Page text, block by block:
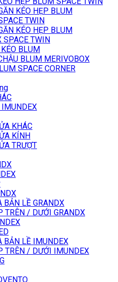
KÉO HẸP BLUM
TWIN
KÉO HẸP BLUM
SPACE TWIN
BLUM
BLUM MERIVOBOX
SPACE CORNER
KHÁC
KÍNH
TRƯỢT
BẢN LỀ GRANDX
TRÊN / DƯỚI GRANDX
BẢN LỀ IMUNDEX
TRÊN / DƯỚI IMUNDEX